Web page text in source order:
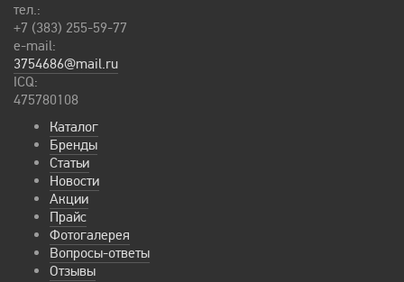
тел.:
+7 (383) 255-59-77
e-mail:
3754686@mail.ru
ICQ:
475780108
Каталог
Бренды
Статьи
Новости
Акции
Прайс
Фотогалерея
Вопросы-ответы
Отзывы